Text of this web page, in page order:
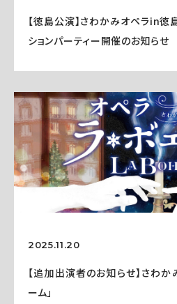
【徳島公演】さわかみオペラin徳
ションパーティー開催のお知らせ
2025.11.20
【追加出演者のお知らせ】さわか
ーム」